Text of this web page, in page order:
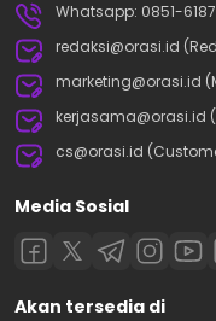
Whatsapp: 0851-
redaksi@orasi.id
marketing@orasi.id
kerjasama@orasi.id
cs@orasi.id
Media Sosial
Akan tersedia di